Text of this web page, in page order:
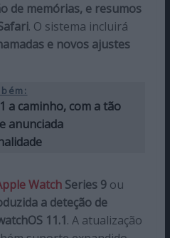
de memórias, e resumos
. O sistema incluirá
e novos ajustes
a caminho, com a tão
anunciada
WatchSeries 9ou
a deteção de
11.1. A atualização